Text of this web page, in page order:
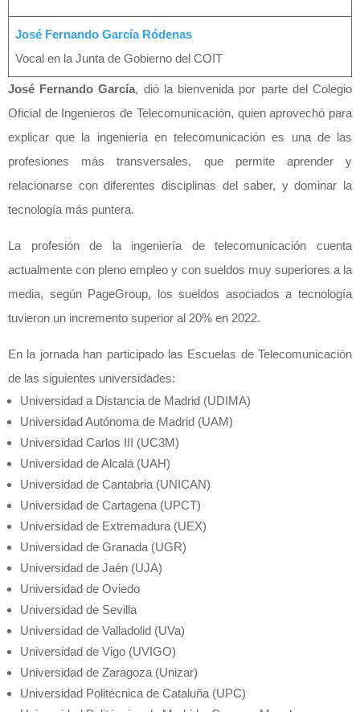
José Fernando García Ródenas
Vocal en la Junta de Gobierno del COIT
José Fernando García, dió la bienvenida por parte del Colegio
Oficial de Ingenieros de Telecomunicación, quien aprovechó para
explicar que la ingeniería en telecomunicación es una de las
profesiones más transversales, que permite aprender y
relacionarse con diferentes disciplinas del saber, y dominar la
tecnología más puntera.
La profesión de la ingeniería de telecomunicación cuenta
actualmente con pleno empleo y con sueldos muy superiores a la
media, según PageGroup, los sueldos asociados a tecnología
tuvieron un incremento superior al 20% en 2022.
En la jornada han participado las Escuelas de Telecomunicación
de las siguientes universidades:
Universidad a Distancia de Madrid (UDIMA)
Universidad Autónoma de Madrid (UAM)
Universidad Carlos III (UC3M)
Universidad de Alcalá (UAH)
Universidad de Cantabria (UNICAN)
Universidad de Cartagena (UPCT)
Universidad de Extremadura (UEX)
Universidad de Granada (UGR)
Universidad de Jaén (UJA)
Universidad de Oviedo
Universidad de Sevilla
Universidad de Valladolid (UVa)
Universidad de Vigo (UVIGO)
Universidad de Zaragoza (Unizar)
Universidad Politécnica de Cataluña (UPC)